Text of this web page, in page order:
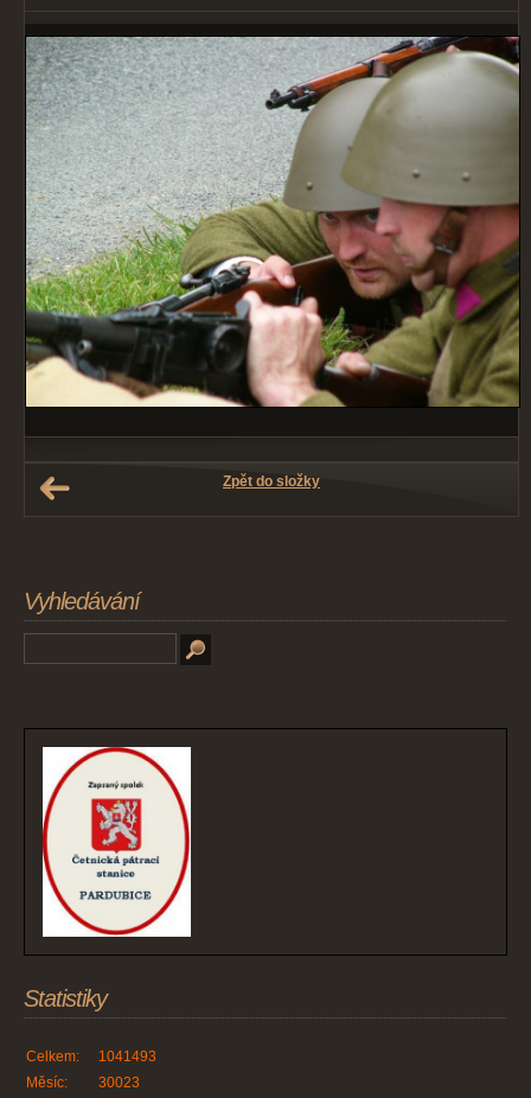
Zpět do složky
Vyhledávání
Statistiky
Celkem:
1041493
Měsíc:
30023